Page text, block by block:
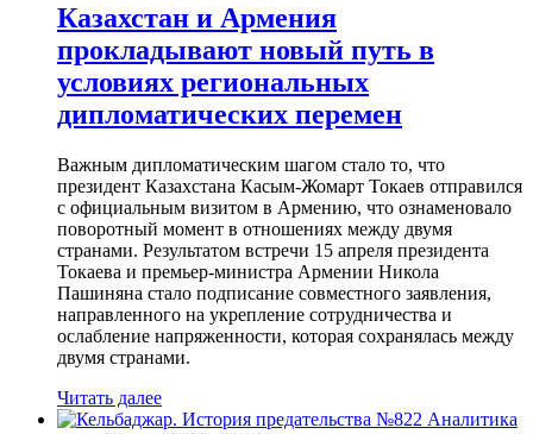
Казахстан и Армения
прокладывают новый путь в
условиях региональных
дипломатических перемен
Важным дипломатическим шагом стало то, что
президент Казахстана Касым-Жомарт Токаев отправился
с официальным визитом в Армению, что ознаменовало
поворотный момент в отношениях между двумя
странами. Результатом встречи 15 апреля президента
Токаева и премьер-министра Армении Никола
Пашиняна стало подписание совместного заявления,
направленного на укрепление сотрудничества и
ослабление напряженности, которая сохранялась между
двумя странами.
Читать далее
Аналитика